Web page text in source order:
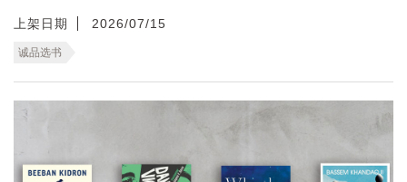
上架日期 2026/07/15
诚品选书